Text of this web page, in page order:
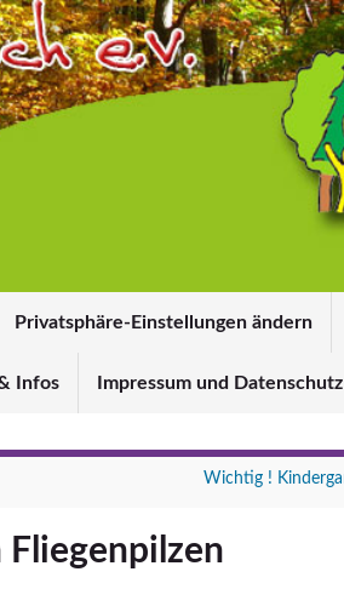
Privatsphäre-Einstellungen ändern
Infos Impressum und Datenschutz
Wichtig !